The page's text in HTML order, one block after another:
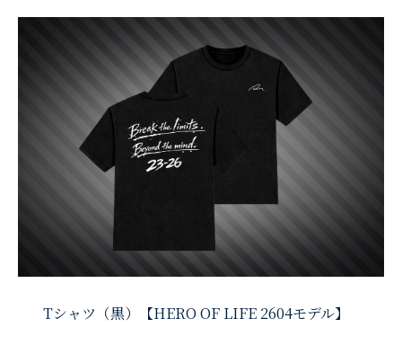
Tシャツ（黒）【HERO OF LIFE 2604モデル】